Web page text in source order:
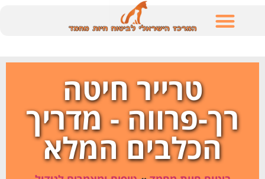
טרייר חיטה
רך-פרווה - מדריך
הכלבים המלא